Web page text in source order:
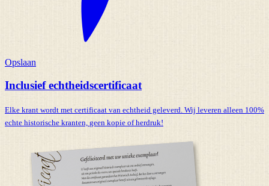
Opslaan
Inclusief echtheidscertificaat
Elke krant wordt met certificaat van echtheid geleverd. Wij leveren alleen 100%
echte historische kranten, geen kopie of herdruk!